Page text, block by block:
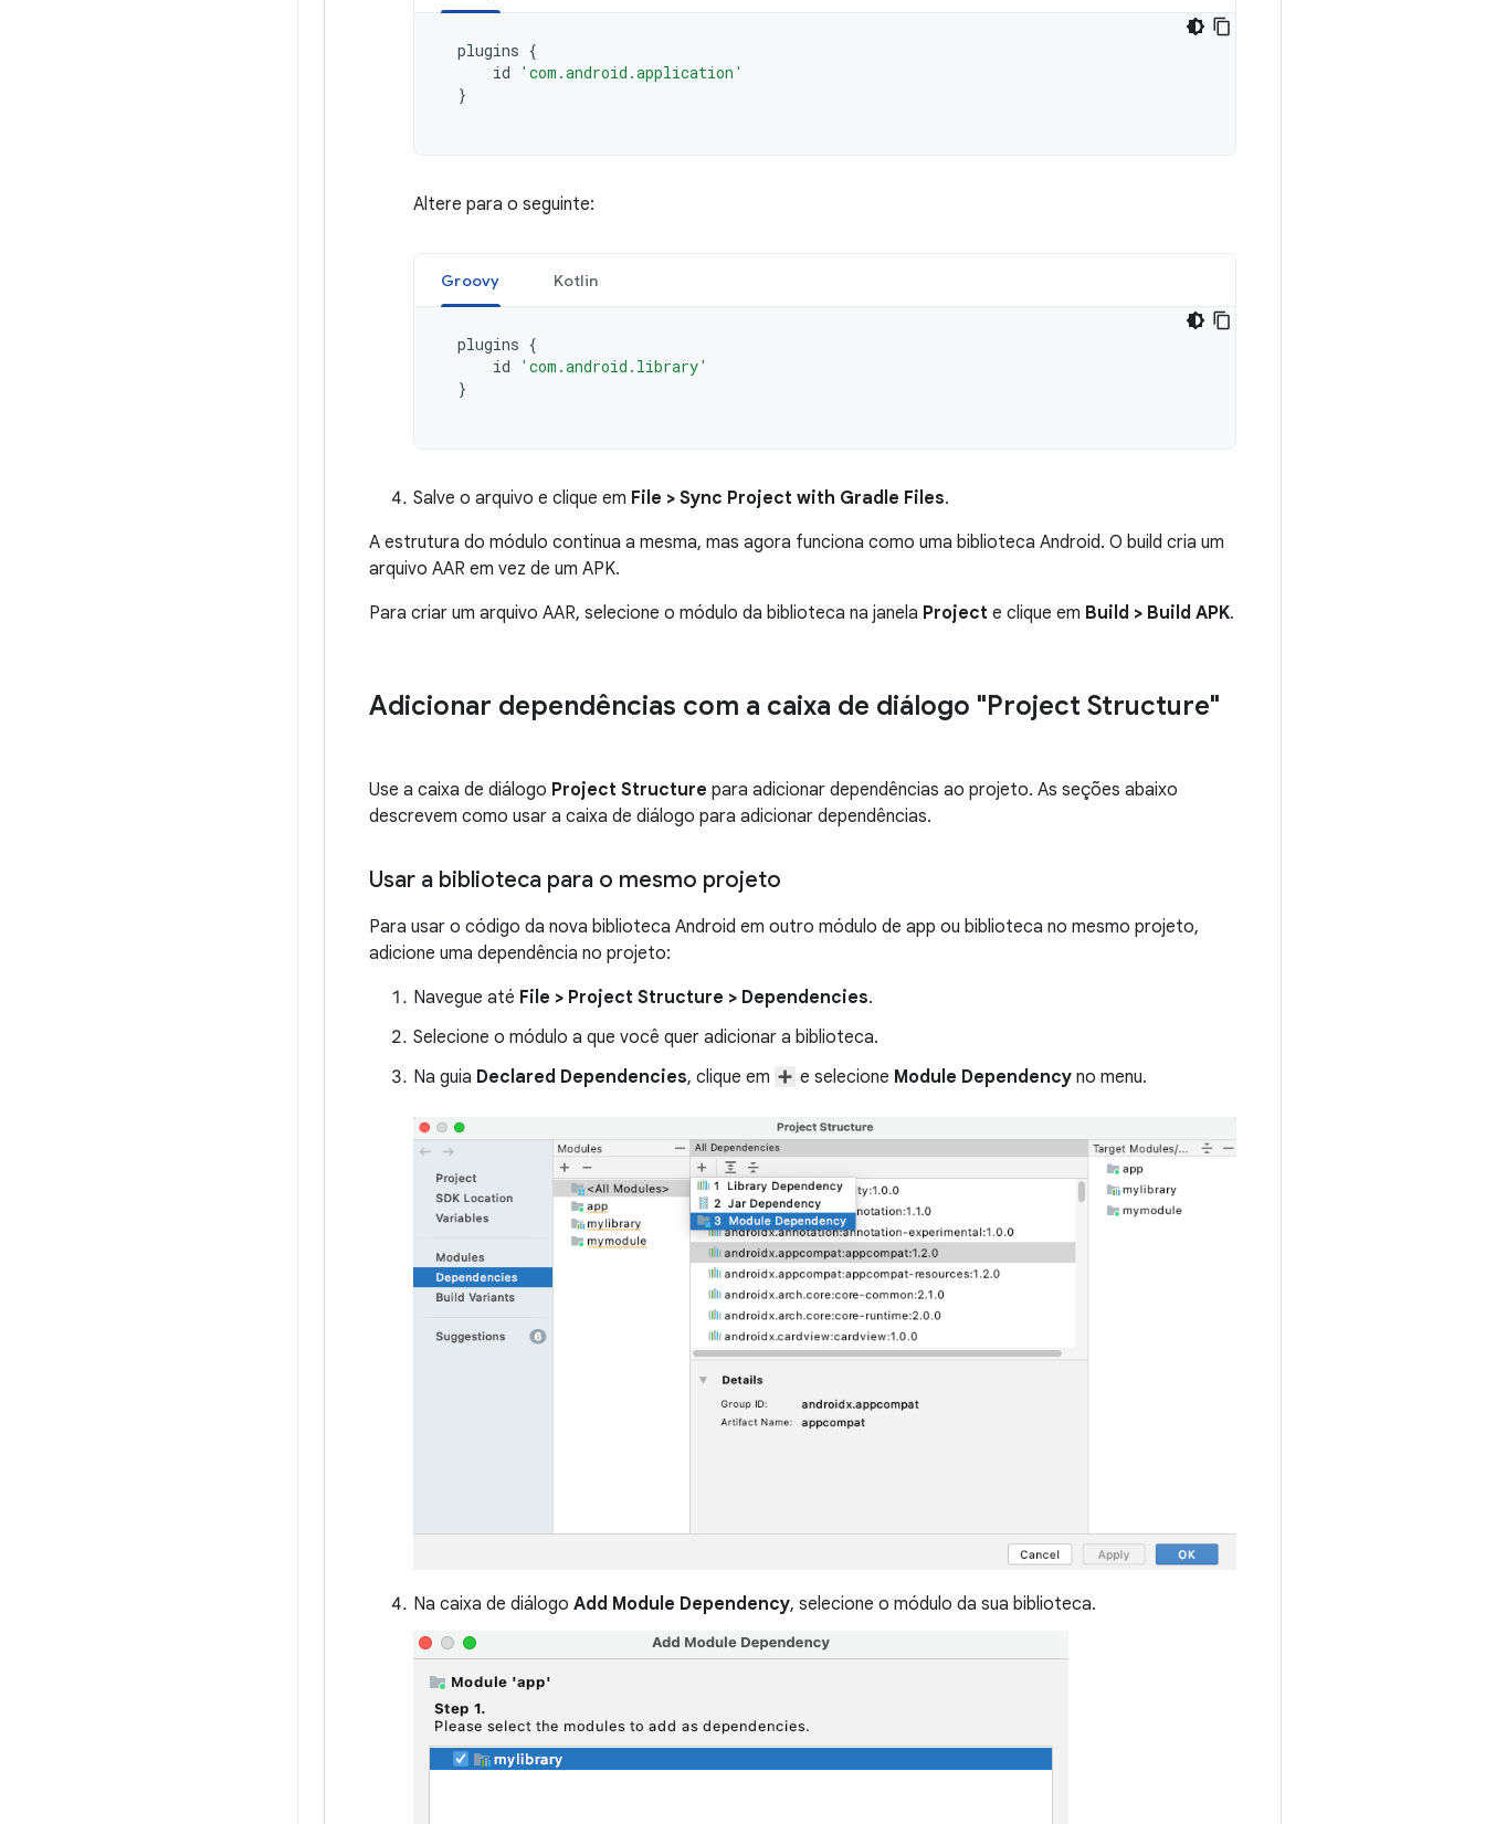
plugins {
id
'com.android.application'
}
Altere para o seguinte:
Groovy Kotlin
plugins {
id
'com.android.library'
}
Salve o arquivo e clique em File > Sync Project with Gradle Files.
A estrutura do módulo continua a mesma, mas agora funciona como uma biblioteca Android. O build cria um
arquivo AAR em vez de um APK.
Para criar um arquivo AAR, selecione o módulo da biblioteca na janela Project e clique em Build > Build APK.
Adicionar dependências com a caixa de diálogo "Project Structure"
Use a caixa de diálogo Project Structure para adicionar dependências ao projeto. As seções abaixo
descrevem como usar a caixa de diálogo para adicionar dependências.
Usar a biblioteca para o mesmo projeto
Para usar o código da nova biblioteca Android em outro módulo de app ou biblioteca no mesmo projeto,
adicione uma dependência no projeto:
Navegue até File > Project Structure > Dependencies.
Selecione o módulo a que você quer adicionar a biblioteca.
Na guia Declared Dependencies, clique em e selecione Module Dependency no menu.
Na caixa de diálogo Add Module Dependency, selecione o módulo da sua biblioteca.